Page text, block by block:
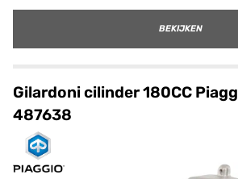
BEKIJKEN
Gilardoni cilinder 180CC
487638